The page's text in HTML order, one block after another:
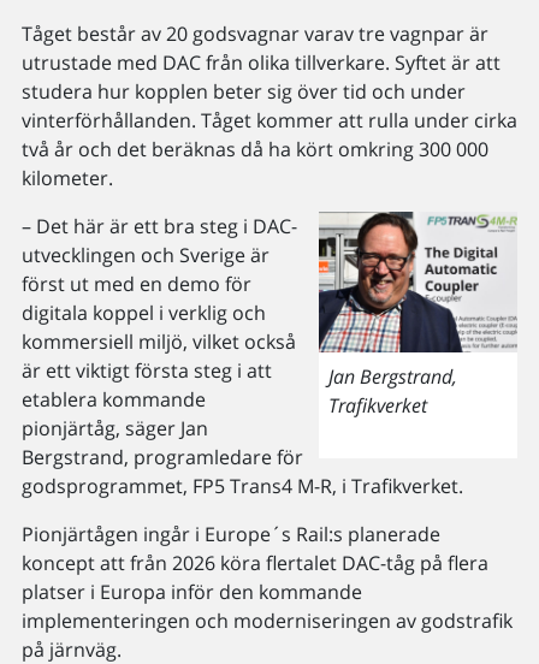
Tåget består av 20 godsvagnar varav tre vagnpar är
utrustade med DAC från olika tillverkare. Syftet är att
studera hur kopplen beter sig över tid och under
vinterförhållanden. Tåget kommer att rulla under cirka
två år och det beräknas då ha kört omkring 300 000
kilometer.
Jan Bergstrand,
Trafikverket
– Det här är ett bra steg i DAC-
utvecklingen och Sverige är
först ut med en demo för
digitala koppel i verklig och
kommersiell miljö, vilket också
är ett viktigt första steg i att
etablera kommande
pionjärtåg, säger Jan
Bergstrand, programledare för
godsprogrammet, FP5 Trans4 M-R, i Trafikverket.
Pionjärtågen ingår i Europe´s Rail:s planerade
koncept att från 2026 köra flertalet DAC-tåg på flera
platser i Europa inför den kommande
implementeringen och moderniseringen av godstrafik
på järnväg.